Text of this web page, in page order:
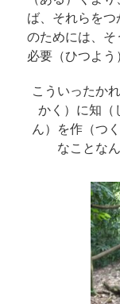
ば、それらを
のためには、
必要（ひつよう
こういったか
かく）に知（
ん）を作（つ
なことな